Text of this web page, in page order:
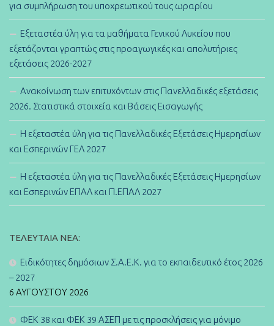
για συμπλήρωση του υποχρεωτικού τους ωραρίου
Εξεταστέα ύλη για τα μαθήματα Γενικού Λυκείου που
εξετάζονται γραπτώς στις προαγωγικές και απολυτήριες
εξετάσεις 2026-2027
Ανακοίνωση των επιτυχόντων στις Πανελλαδικές εξετάσεις
2026. Στατιστικά στοιχεία και Βάσεις Εισαγωγής
Η εξεταστέα ύλη για τις Πανελλαδικές Εξετάσεις Ημερησίων
και Εσπερινών ΓΕΛ 2027
Η εξεταστέα ύλη για τις Πανελλαδικές Εξετάσεις Ημερησίων
και Εσπερινών ΕΠΑΛ και Π.ΕΠΑΛ 2027
ΤΕΛΕΥΤΑΊΑ ΝΈΑ:
Ειδικότητες δημόσιων Σ.Α.Ε.Κ. για το εκπαιδευτικό έτος 2026
– 2027
6 ΑΥΓΟΎΣΤΟΥ 2026
ΦΕΚ 38 και ΦΕΚ 39 ΑΣΕΠ με τις προσκλήσεις για μόνιμο